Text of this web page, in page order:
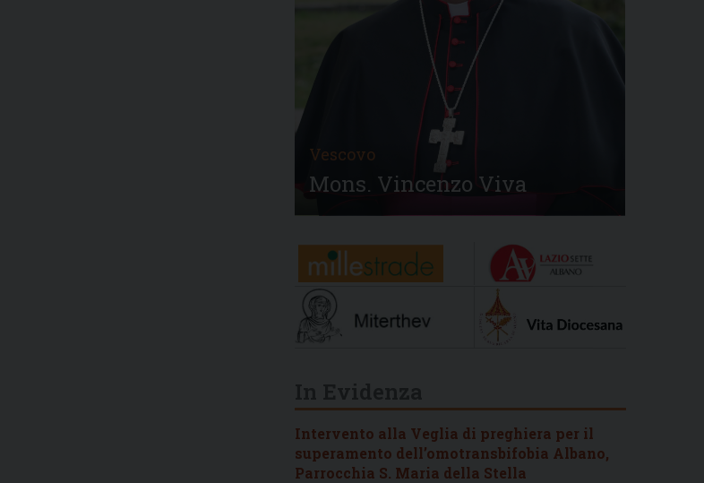
Vescovo
Mons. Vincenzo Viva
Intervento alla Veglia di preghiera per il
superamento dell’omotransbifobia Albano,
Parrocchia S. Maria della Stella